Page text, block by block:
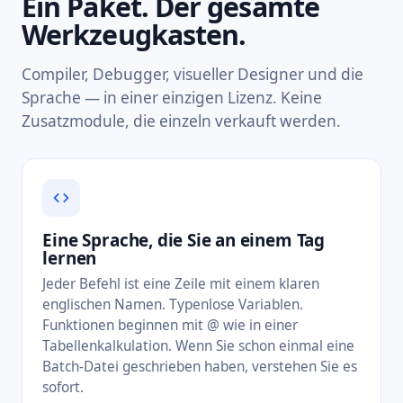
Werkzeugkasten.
Compiler, Debugger, visueller Designer und die
Sprache — in einer einzigen Lizenz. Keine
Zusatzmodule, die einzeln verkauft werden.
Eine Sprache, die Sie an einem Tag
lernen
Jeder Befehl ist eine Zeile mit einem klaren
englischen Namen. Typenlose Variablen.
Funktionen beginnen mit @ wie in einer
Tabellenkalkulation. Wenn Sie schon einmal eine
Batch-Datei geschrieben haben, verstehen Sie es
sofort.